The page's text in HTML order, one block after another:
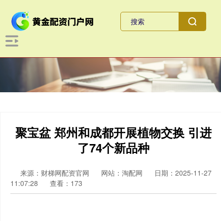
聚宝盆 郑州和成都开展植物交换 引进
了74个新品种
来源：财梯网配资官网 网站：淘配网
日期：2025-11-27
11:07:28
查看：173